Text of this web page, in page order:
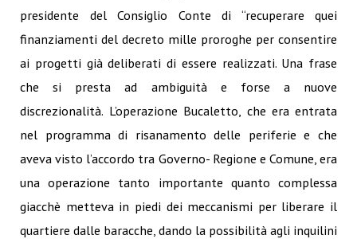
presidente del Consiglio Conte di “recuperare quei
finanziamenti del decreto mille proroghe per consentire
ai progetti già deliberati di essere realizzati. Una frase
che si presta ad ambiguità e forse a nuove
discrezionalità. L’operazione Bucaletto, che era entrata
nel programma di risanamento delle periferie e che
aveva visto l’accordo tra Governo- Regione e Comune, era
una operazione tanto importante quanto complessa
giacchè metteva in piedi dei meccanismi per liberare il
quartiere dalle baracche, dando la possibilità agli inquilini